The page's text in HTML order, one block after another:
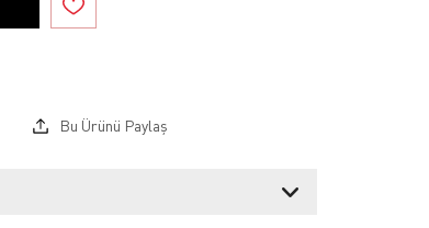
Bu Ürünü Paylaş